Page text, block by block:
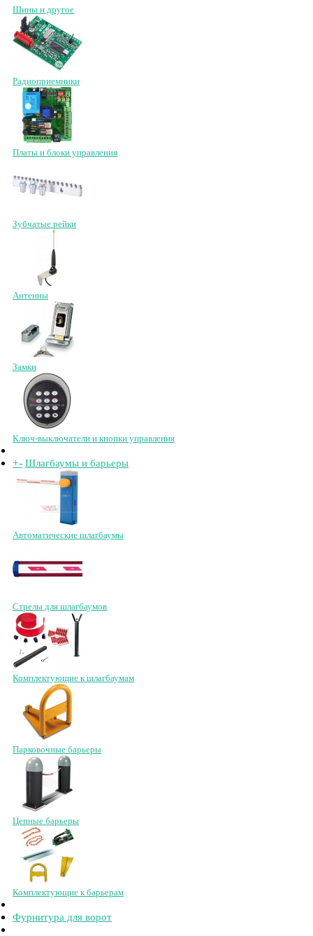
Шины и другое
Радиоприемники
Платы и блоки управления
Зубчатые рейки
Антенны
Замки
Ключ-выключатели и кнопки управления
+- Шлагбаумы и барьеры
Автоматические шлагбаумы
Стрелы для шлагбаумов
Комплектующие к шлагбаумам
Парковочные барьеры
Цепные барьеры
Комплектующие к барьерам
Фурнитура для ворот